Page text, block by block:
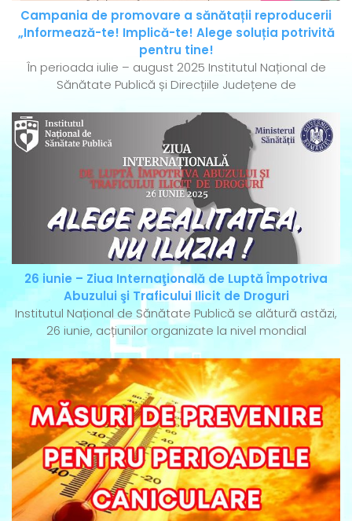
Campania de promovare a sănătații reproducerii
„Informează-te! Implică-te! Alege soluția potrivită
pentru tine!
În perioada iulie – august 2025 Institutul Național de
Sănătate Publică și Direcțiile Județene de
26 iunie – Ziua Internaţională de Luptă Împotriva
Abuzului şi Traficului Ilicit de Droguri
Institutul Național de Sănătate Publică se alătură astăzi,
26 iunie, acțiunilor organizate la nivel mondial